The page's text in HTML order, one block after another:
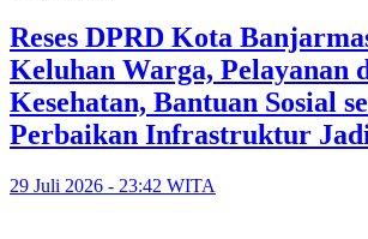
Reses DPRD Kota
Keluhan Warga, Pelayanan
Kesehatan, Bantuan Sosial
Perbaikan Infrastruktur
29 Juli 2026 - 23:42 WITA